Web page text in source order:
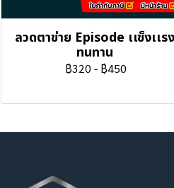
ลวดตาข่าย Episode เเข็งเเรง
ทนทาน
฿320 - ฿450